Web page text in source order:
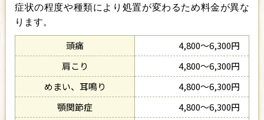
症状の程度や種類により処置が変わるため料金が異な
ります。
頭痛
4,800〜6,300円
肩こり
4,800〜6,300円
めまい、耳鳴り
4,800〜6,300円
顎関節症
4,800〜6,300円